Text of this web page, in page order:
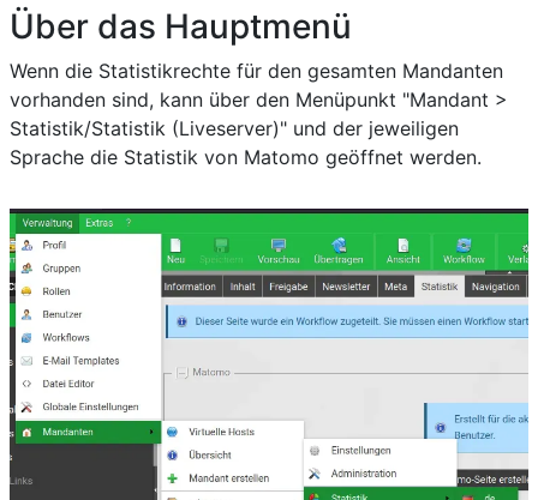
Über das Hauptmenü
Wenn die Statistikrechte für den gesamten Mandanten
vorhanden sind, kann über den Menüpunkt "Mandant >
Statistik/Statistik (Liveserver)" und der jeweiligen
Sprache die Statistik von Matomo geöffnet werden.